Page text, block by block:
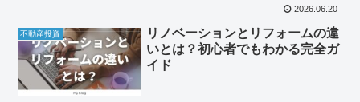
2026.06.20
不動産投資
リノベーションとリフォームの違
いとは？初心者でもわかる完全ガ
イド